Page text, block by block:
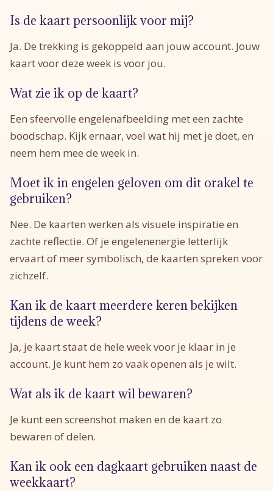
Is de kaart persoonlijk voor mij?
Ja. De trekking is gekoppeld aan jouw account. Jouw
kaart voor deze week is voor jou.
Wat zie ik op de kaart?
Een sfeervolle engelenafbeelding met een zachte
boodschap. Kijk ernaar, voel wat hij met je doet, en
neem hem mee de week in.
Moet ik in engelen geloven om dit orakel te
gebruiken?
Nee. De kaarten werken als visuele inspiratie en
zachte reflectie. Of je engelenenergie letterlijk
ervaart of meer symbolisch, de kaarten spreken voor
zichzelf.
Kan ik de kaart meerdere keren bekijken
tijdens de week?
Ja, je kaart staat de hele week voor je klaar in je
account. Je kunt hem zo vaak openen als je wilt.
Wat als ik de kaart wil bewaren?
Je kunt een screenshot maken en de kaart zo
bewaren of delen.
Kan ik ook een dagkaart gebruiken naast de
weekkaart?